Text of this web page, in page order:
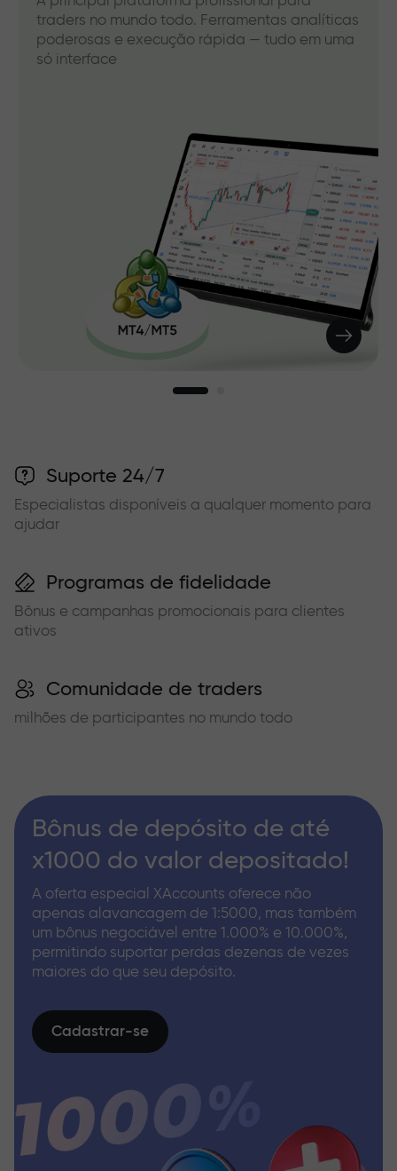
traders no mundo todo. Ferramentas analíticas
poderosas e execução rápida — tudo em uma
só interface
Suporte 24/7
Especialistas disponíveis a qualquer momento para
ajudar
Programas de fidelidade
Bônus e campanhas promocionais para clientes
ativos
Comunidade de traders
milhões de participantes no mundo todo
Bônus de depósito de até
x1000 do valor depositado!
A oferta especial XAccounts oferece não
apenas alavancagem de 1:5000, mas também
um bônus negociável entre 1.000% e 10.000%,
permitindo suportar perdas dezenas de vezes
maiores do que seu depósito.
Cadastrar-se